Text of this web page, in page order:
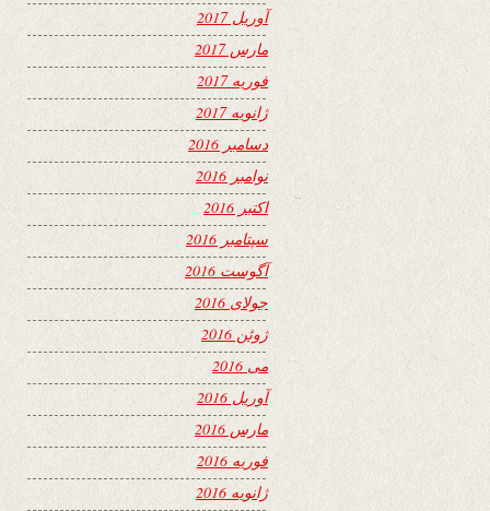
آوریل 2017
مارس 2017
فوریه 2017
ژانویه 2017
دسامبر 2016
نوامبر 2016
اکتبر 2016
سپتامبر 2016
آگوست 2016
جولای 2016
ژوئن 2016
می 2016
آوریل 2016
مارس 2016
فوریه 2016
ژانویه 2016